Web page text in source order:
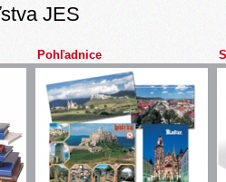
JES
Pohľadnice